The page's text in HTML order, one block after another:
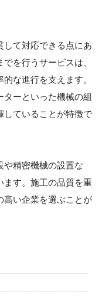
して対応できる点にあ
を行うサービスは、
な進行を支えます。
ターといった機械の組
していることが特徴で
や精密機械の設置な
ます。施工の品質を重
高い企業を選ぶことが